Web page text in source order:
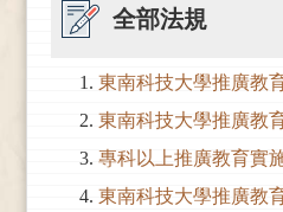
全部法規
東南科技大學推廣教
東南科技大學推廣教
專科以上推廣教育實
東南科技大學推廣教